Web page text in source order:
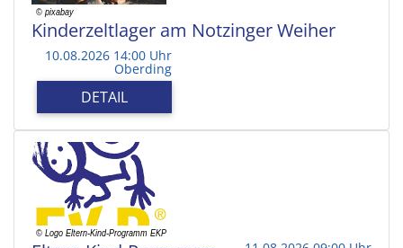
Kinderzeltlager am Notzinger Weiher
10.08.2026 14:00 Uhr
Oberding
DETAIL